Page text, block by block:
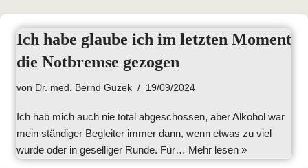
Ich habe glaube ich im letzten Moment
die Notbremse gezogen
von Dr. med. Bernd Guzek 19/09/2024
Ich hab mich auch nie total abgeschossen, aber Alkohol war
mein ständiger Begleiter immer dann, wenn etwas zu viel
wurde oder in geselliger Runde. Für… Mehr lesen »